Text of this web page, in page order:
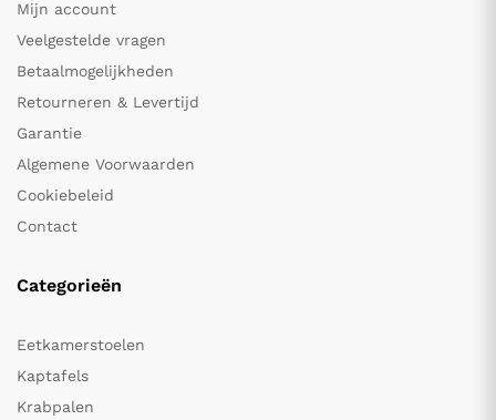
Mijn account
Veelgestelde vragen
Betaalmogelijkheden
Retourneren & Levertijd
Garantie
Algemene Voorwaarden
Cookiebeleid
Contact
Categorieën
Eetkamerstoelen
Kaptafels
Krabpalen